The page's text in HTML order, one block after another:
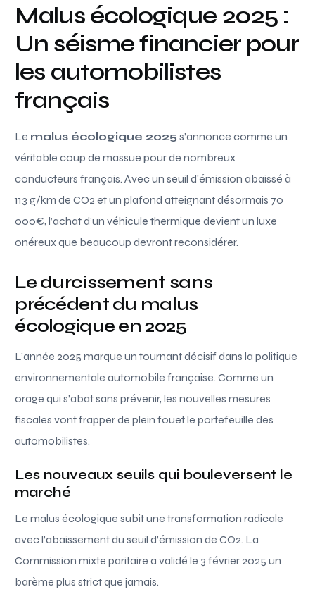
Malus écologique 2025 :
Un séisme financier pour
les automobilistes
français
Le malus écologique 2025 s’annonce comme un
véritable coup de massue pour de nombreux
conducteurs français. Avec un seuil d’émission abaissé à
113 g/km de CO2 et un plafond atteignant désormais 70
000€, l’achat d’un véhicule thermique devient un luxe
onéreux que beaucoup devront reconsidérer.
Le durcissement sans
précédent du malus
écologique en 2025
L’année 2025 marque un tournant décisif dans la politique
environnementale automobile française. Comme un
orage qui s’abat sans prévenir, les nouvelles mesures
fiscales vont frapper de plein fouet le portefeuille des
automobilistes.
Les nouveaux seuils qui bouleversent le
marché
Le malus écologique subit une transformation radicale
avec l’abaissement du seuil d’émission de CO2. La
Commission mixte paritaire a validé le 3 février 2025 un
barème plus strict que jamais.